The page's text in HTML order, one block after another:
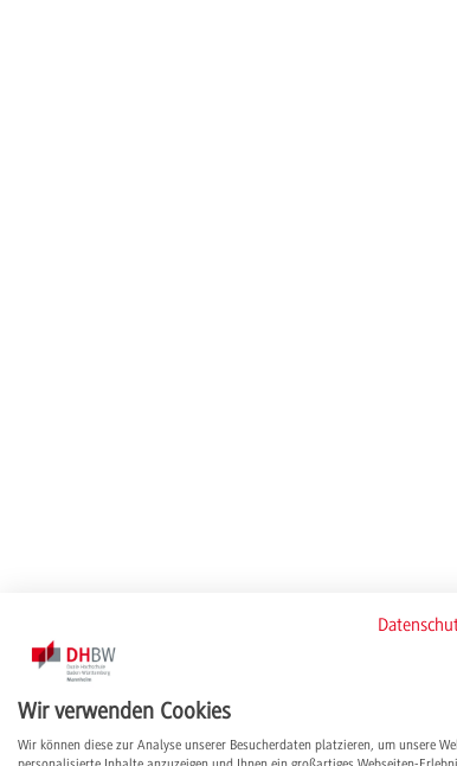
Wir verwenden Cookies
Wir können diese zur Analyse unserer Besucherdaten platzieren, um unsere